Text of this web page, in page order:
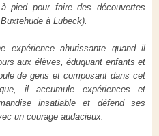
pied pour faire des découvertes
à Lubeck).
ahurissante quand il
aux élèves, éduquant enfants et
de gens et composant dans cet
il accumule expériences et
insatiable et défend ses
un courage audacieux.